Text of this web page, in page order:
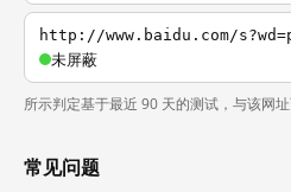
http://www.baidu.com/
未屏蔽
所示判定基于最近 90 天的测试，与该网址
常见问题